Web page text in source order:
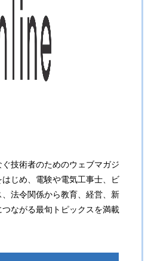
ぐ技術者のためのウェブマガジ
じめ、電験や電気工事士、ビ
法令関係から教育、経営、新
ながる最旬トピックスを満載